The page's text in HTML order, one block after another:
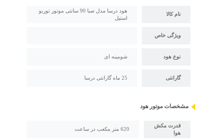
نام کالا
هود درسا مدل صبا 90 سانتی موتور توربو
استیل
ویژگی خاص
نوع هود شومینه ای
گارانتی 25 ماه گارانتی درسا
مشخصات موتور هود
قدرت مکش
هوا
620 متر مکعب در ساعت